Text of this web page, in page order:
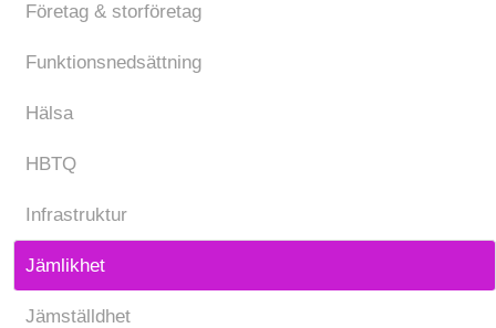
Företag & storföretag
Funktionsnedsättning
Hälsa
HBTQ
Infrastruktur
Jämlikhet
Jämställdhet